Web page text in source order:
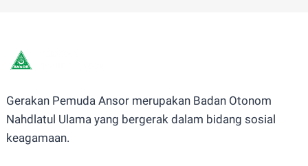
Gerakan Pemuda Ansor merupakan Badan Otonom
Nahdlatul Ulama yang bergerak dalam bidang sosial
keagamaan.